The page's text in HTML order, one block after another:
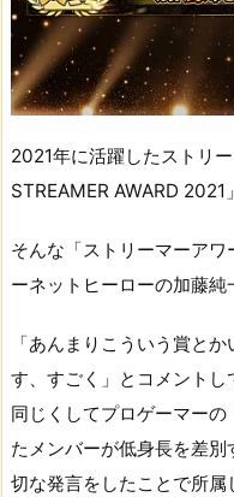
2021年に活躍したストリ
STREAMER AWARD 2021
そんな「ストリーマーア
ーネットヒーローの加藤純
「あんまりこういう賞と
す、すごく」とコメント
同じくしてプロゲーマー
たメンバーが低身長を差
切な発言をしたことで所